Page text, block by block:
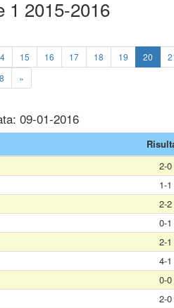
1 2015-2016
15 16 17 18 19 20
»
09-01-2016
2-0
1-1
2-2
0-1
2-1
4-1
0-0
2-0